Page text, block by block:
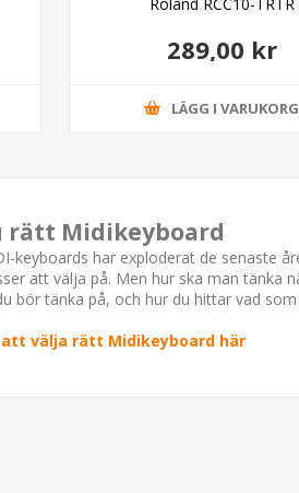
289,00 kr
LÄGG I VARUKORG
rätt Midikeyboard
keyboards har exploderat de senaste
att välja på. Men hur ska man tänka
bör tänka på, och hur du hittar vad
välja rätt Midikeyboard här